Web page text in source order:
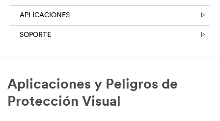
APLICACIONES
SOPORTE
Aplicaciones y Peligros de
Protección Visual